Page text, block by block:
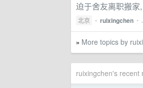
迫于舍友离职搬家
北京 • ruixingchen •
» More topics by
ruixingchen's recent